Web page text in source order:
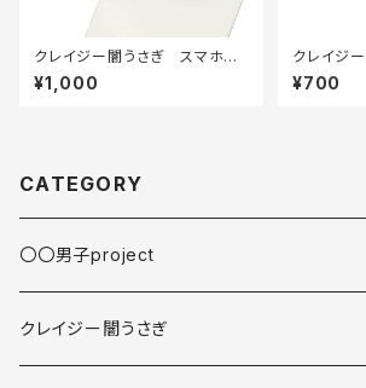
クレイジー闇うさぎ スマホグ
リップ
¥1,000
クレイジ
ーホルダ
¥700
CATEGORY
〇〇男子project
缶バッジ
クレイジー闇うさぎ